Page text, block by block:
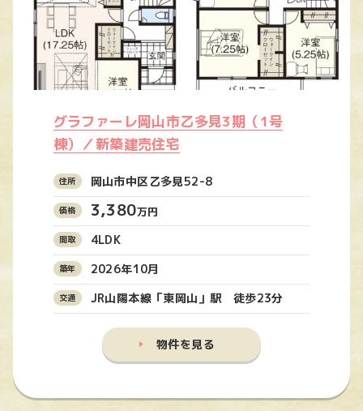
グラファーレ岡山市乙多見3期（1号
棟）／新築建売住宅
岡山市中区乙多見52-8
3,380万円
4LDK
2026年10月
JR山陽本線「東岡山」駅 徒歩23分
物件を見る